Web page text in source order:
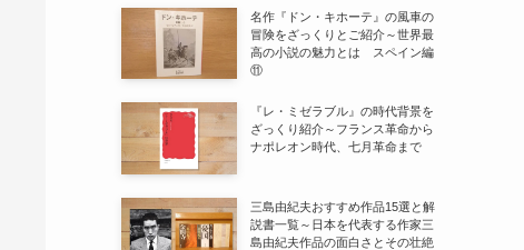
名作『ドン・キホーテ』の風車の
冒険をざっくりとご紹介～世界最
高の小説の魅力とは スペイン編
⑪
『レ・ミゼラブル』の時代背景を
ざっくり紹介～フランス革命から
ナポレオン時代、七月革命まで
三島由紀夫おすすめ作品15選と解
説書一覧～日本を代表する作家三
島由紀夫作品の面白さとその壮絶